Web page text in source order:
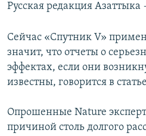
Русская редакция
Сейчас «Спутник V»
значит, что отчеты о
эффектах, если они
известны, говорится в
Опрошенные Nature
причиной столь долгого